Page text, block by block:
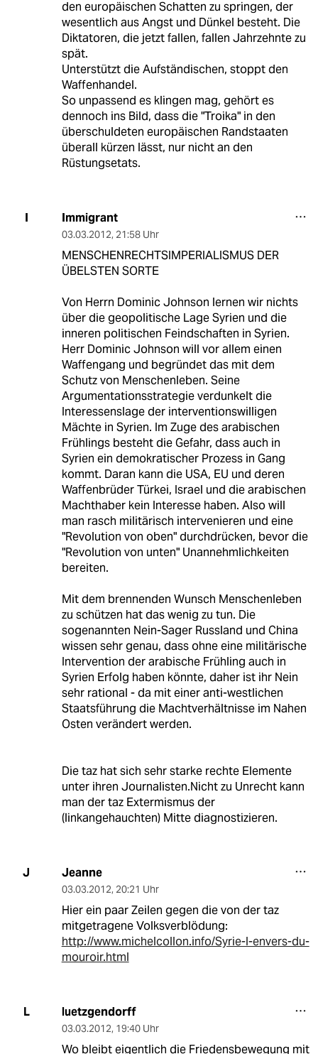
den europäischen Schatten zu springen, der
wesentlich aus Angst und Dünkel besteht. Die
Diktatoren, die jetzt fallen, fallen Jahrzehnte zu
spät.
Unterstützt die Aufständischen, stoppt den
Waffenhandel.
So unpassend es klingen mag, gehört es
dennoch ins Bild, dass die "Troika" in den
überschuldeten europäischen Randstaaten
überall kürzen lässt, nur nicht an den
Rüstungsetats.
I Immigrant
03.03.2012, 21:58 Uhr
MENSCHENRECHTSIMPERIALISMUS DER
ÜBELSTEN SORTE
Von Herrn Dominic Johnson lernen wir nichts
über die geopolitische Lage Syrien und die
inneren politischen Feindschaften in Syrien.
Herr Dominic Johnson will vor allem einen
Waffengang und begründet das mit dem
Schutz von Menschenleben. Seine
Argumentationsstrategie verdunkelt die
Interessenslage der interventionswilligen
Mächte in Syrien. Im Zuge des arabischen
Frühlings besteht die Gefahr, dass auch in
Syrien ein demokratischer Prozess in Gang
kommt. Daran kann die USA, EU und deren
Waffenbrüder Türkei, Israel und die arabischen
Machthaber kein Interesse haben. Also will
man rasch militärisch intervenieren und eine
"Revolution von oben" durchdrücken, bevor die
"Revolution von unten" Unannehmlichkeiten
bereiten.
Mit dem brennenden Wunsch Menschenleben
zu schützen hat das wenig zu tun. Die
sogenannten Nein-Sager Russland und China
wissen sehr genau, dass ohne eine militärische
Intervention der arabische Frühling auch in
Syrien Erfolg haben könnte, daher ist ihr Nein
sehr rational - da mit einer anti-westlichen
Staatsführung die Machtverhältnisse im Nahen
Osten verändert werden.
Die taz hat sich sehr starke rechte Elemente
unter ihren Journalisten.Nicht zu Unrecht kann
man der taz Extermismus der
(linkangehauchten) Mitte diagnostizieren.
J Jeanne
03.03.2012, 20:21 Uhr
Hier ein paar Zeilen gegen die von der taz
mitgetragene Volksverblödung:
http://www.michelcollon.info/Syrie-l-envers-du-
mouroir.html
L luetzgendorff
03.03.2012, 19:40 Uhr
Wo bleibt eigentlich die Friedensbewegung mit